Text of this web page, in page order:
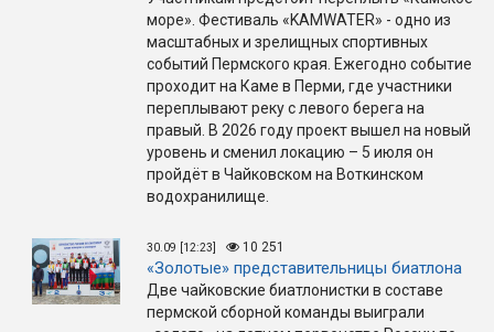
море». Фестиваль «KAMWATER» - одно из
масштабных и зрелищных спортивных
событий Пермского края. Ежегодно событие
проходит на Каме в Перми, где участники
переплывают реку с левого берега на
правый. В 2026 году проект вышел на новый
уровень и сменил локацию – 5 июля он
пройдёт в Чайковском на Воткинском
водохранилище.
30.09 [12:23] 10 251
«Золотые» представительницы биатлона
Две чайковские биатлонистки в составе
пермской сборной команды выиграли